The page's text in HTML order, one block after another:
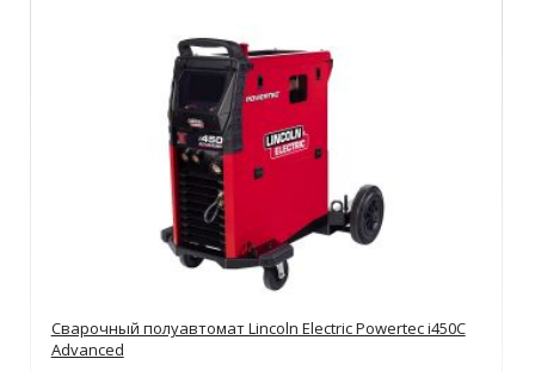
Сварочный полуавтомат Lincoln Electric Powertec i450C
Advanced